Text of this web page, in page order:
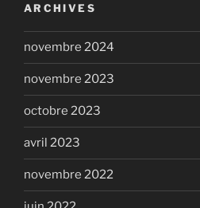
ARCHIVES
novembre 2024
novembre 2023
octobre 2023
avril 2023
novembre 2022